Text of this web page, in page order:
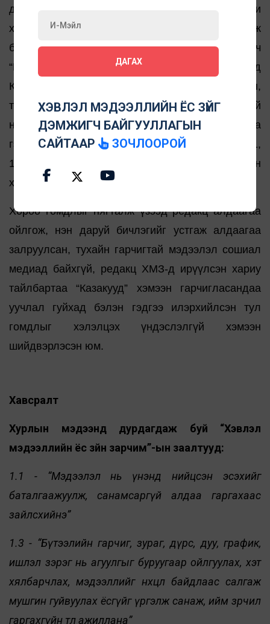
доторх мэдээлэл нь Баян хөхсэрх гэх компани
хугацаа нь дууссан бараа бүтээгдэхүүн зарж
байж болзошгүй асуудлыг хөндөж байгаа боловч
“Казакууд” гэж гарчиг өгснөөр олон нийтэд
Казахуудыг хүүхдүүдийг хордуулсныг тогтоосон,
тэр нь нотлогдсон мэт ойлголт өгсөн, үндэстний
нэр хүндэд ноцтой халдсанд гомдолтой байна
гээд Хэвлэл мэдээллийн ёс зүйн зарчмын 1.1,
1.3, 1.6, 3, 3.1, 3.2, 4.2 дахь заалтуудыг зөрчсөн
хэмээн үзэж буйгаа илэрхийлсэн.
Хороо гомдлыг нягталж үзээд редакц алдаагаа
ойлгож, нэн даруй бичлэгийг устгаж алдаагаа
залруулсан, тухайн гарчигтай мэдээлэл сошиал
медиад байхгүй, редакц ХМЗ-д ирүүлсэн хариу
тайлбартаа “Казакууд” хэмээн гарчигласандаа
уучлал гуйхад бэлэн гэдгээ илэрхийлсэн тул
гомдлыг хэлэлцэх үндэслэлгүй хэмээн
шийдвэрлэсэн юм.
Хавсралт
Хурлын мэдээнд дурдагдаж буй “Хэвлэл
мэдээллийн ёс зүйн зарчим”-ын заалтууд:
1.1 - “Мэдээлэл нь үнэнд нийцсэн эсэхийг
баталгаажуулж, санамсаргүй алдаа гаргахаас
зайлсхийнэ”
1.3 - “Бүтээлийн гарчиг, зураг, дүрс, дуу, график,
ишлэл зэрэг нь агуулгыг буруугаар ойлгуулах, хэт
хялбарчлах, мэдээллийг нөхцөл байдлаас салгаж
мушгин гуйвуулах ёсгүйг үргэлж санаж, ийм зөрчил
гаргахгүйн төлөө ажиллана”
ДАГАХ
ХЭВЛЭЛ МЭДЭЭЛЛИЙН ЁС ЗҮЙГ
ДЭМЖИГЧ БАЙГУУЛЛАГЫН
САЙТААР
ЗОЧЛООРОЙ